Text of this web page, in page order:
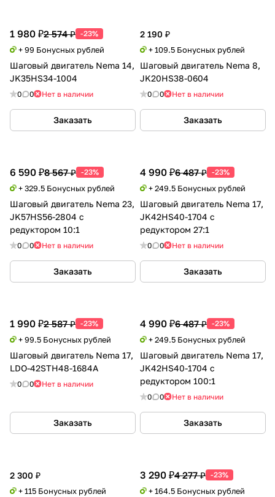
1 980 ₽2 574 ₽ -23%
+ 99 Бонусных рублей
Шаговый двигатель Nema 14,
JK35HS34-1004
0 0 Нет в наличии
Заказать
2 190 ₽
+ 109.5 Бонусных рублей
Шаговый двигатель Nema 8,
JK20HS38-0604
0 0 Нет в наличии
Заказать
6 590 ₽8 567 ₽ -23%
+ 329.5 Бонусных рублей
Шаговый двигатель Nema 23,
JK57HS56-2804 с
редуктором 10:1
0 0 Нет в наличии
Заказать
4 990 ₽6 487 ₽ -23%
+ 249.5 Бонусных рублей
Шаговый двигатель Nema 17,
JK42HS40-1704 с
редуктором 27:1
0 0 Нет в наличии
Заказать
1 990 ₽2 587 ₽ -23%
+ 99.5 Бонусных рублей
Шаговый двигатель Nema 17,
LDO-42STH48-1684A
0 0 Нет в наличии
Заказать
4 990 ₽6 487 ₽ -23%
+ 249.5 Бонусных рублей
Шаговый двигатель Nema 17,
JK42HS40-1704 с
редуктором 100:1
0 0 Нет в наличии
Заказать
2 300 ₽
+ 115 Бонусных рублей
3 290 ₽4 277 ₽ -23%
+ 164.5 Бонусных рублей